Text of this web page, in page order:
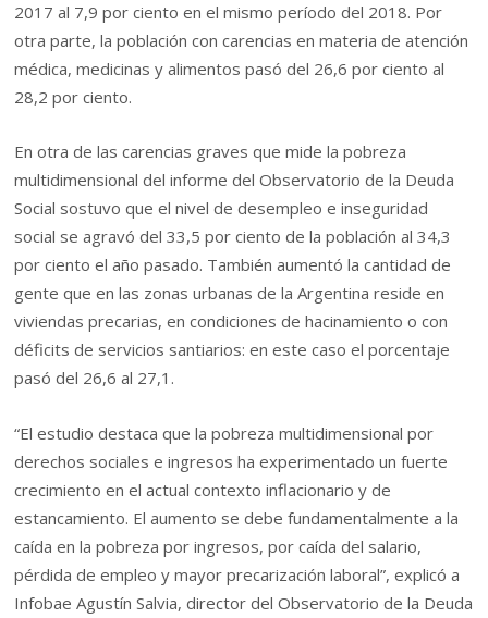
2017 al 7,9 por ciento en el mismo período del 2018. Por
otra parte, la población con carencias en materia de atención
médica, medicinas y alimentos pasó del 26,6 por ciento al
28,2 por ciento.
En otra de las carencias graves que mide la pobreza
multidimensional del informe del Observatorio de la Deuda
Social sostuvo que el nivel de desempleo e inseguridad
social se agravó del 33,5 por ciento de la población al 34,3
por ciento el año pasado. También aumentó la cantidad de
gente que en las zonas urbanas de la Argentina reside en
viviendas precarias, en condiciones de hacinamiento o con
déficits de servicios santiarios: en este caso el porcentaje
pasó del 26,6 al 27,1.
“El estudio destaca que la pobreza multidimensional por
derechos sociales e ingresos ha experimentado un fuerte
crecimiento en el actual contexto inflacionario y de
estancamiento. El aumento se debe fundamentalmente a la
caída en la pobreza por ingresos, por caída del salario,
pérdida de empleo y mayor precarización laboral”, explicó a
Infobae Agustín Salvia, director del Observatorio de la Deuda